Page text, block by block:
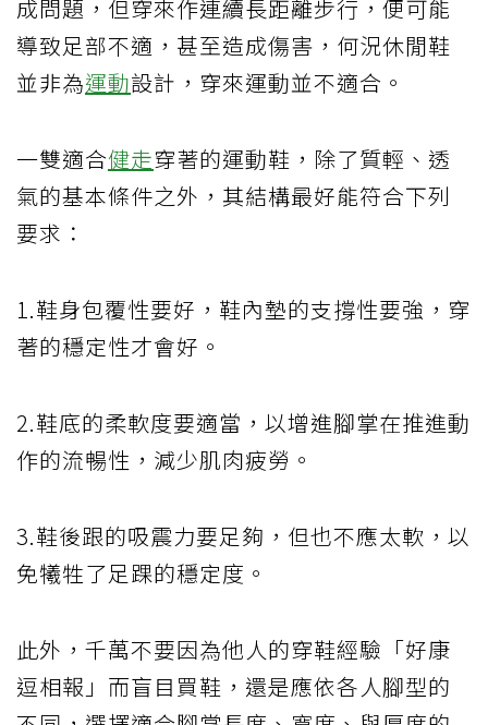
成問題，但穿來作連續長距離步行，便可能
導致足部不適，甚至造成傷害，何況休閒鞋
並非為運動設計，穿來運動並不適合。
一雙適合健走穿著的運動鞋，除了質輕、透
氣的基本條件之外，其結構最好能符合下列
要求：
1.鞋身包覆性要好，鞋內墊的支撐性要強，穿
著的穩定性才會好。
2.鞋底的柔軟度要適當，以增進腳掌在推進動
作的流暢性，減少肌肉疲勞。
3.鞋後跟的吸震力要足夠，但也不應太軟，以
免犧牲了足踝的穩定度。
此外，千萬不要因為他人的穿鞋經驗「好康
逗相報」而盲目買鞋，還是應依各人腳型的